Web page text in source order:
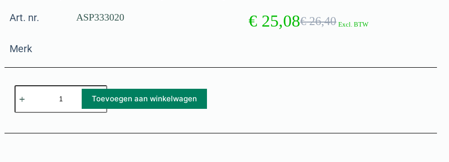
Art. nr. ASP333020 €26,40
€ 25,08 Excl. BTW
Merk
Toevoegen aan winkelwagen